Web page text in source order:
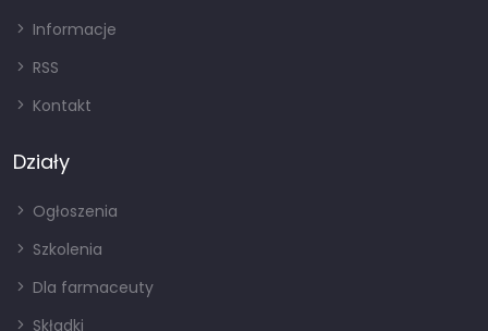
Informacje
RSS
Kontakt
Działy
Ogłoszenia
Szkolenia
Dla farmaceuty
Składki